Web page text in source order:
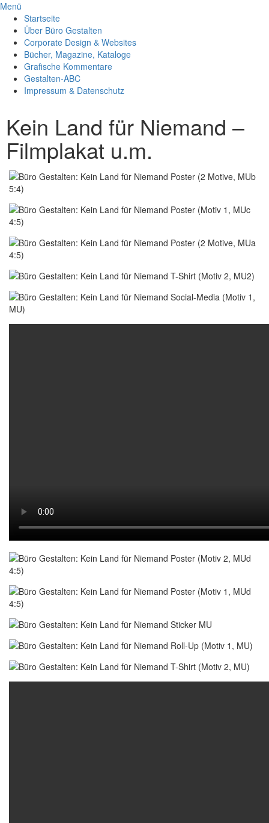
Menü
Startseite
Über Büro Gestalten
Corporate Design & Websites
Bücher, Magazine, Kataloge
Grafische Kommentare
Gestalten-ABC
Impressum & Datenschutz
Kein Land für Niemand –
Filmplakat u.m.